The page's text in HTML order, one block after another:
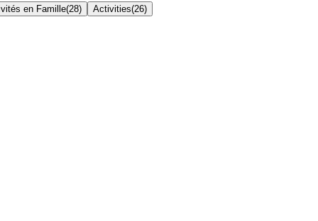
en Famille(28) Activities(26)